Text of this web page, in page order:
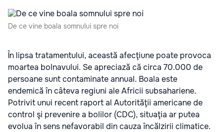
De ce vine boala somnului spre noi
În lipsa tratamentului, această afecţiune poate provoca
moartea bolnavului. Se apreciază că circa 70.000 de
persoane sunt contaminate annual. Boala este
endemică în câteva regiuni ale Africii subsahariene.
Potrivit unui recent raport al Autorităţii americane de
control şi prevenire a bolilor (CDC), situaţia ar putea
evolua în sens nefavorabil din cauza încălzirii climatice.